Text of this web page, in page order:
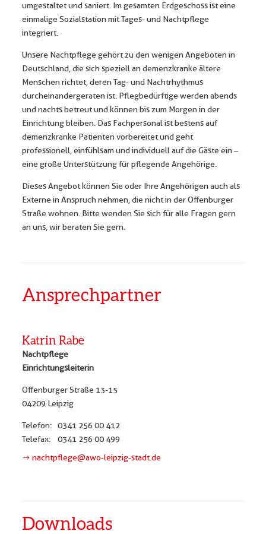
umgestaltet und saniert. Im gesamten Erdgeschoss ist eine
einmalige Sozialstation mit Tages- und Nachtpflege
integriert.
Unsere Nachtpflege gehört zu den wenigen Angeboten in
Deutschland, die sich speziell an demenzkranke ältere
Menschen richtet, deren Tag- und Nachtrhythmus
durcheinandergeraten ist. Pflegbedürftige werden abends
und nachts betreut und können bis zum Morgen in der
Einrichtung bleiben. Das Fachpersonal ist bestens auf
demenzkranke Patienten vorbereitet und geht
professionell, einfühlsam und individuell auf die Gäste ein –
eine große Unterstützung für pflegende Angehörige.
Dieses Angebot können Sie oder Ihre Angehörigen auch als
Externe in Anspruch nehmen, die nicht in der Offenburger
Straße wohnen. Bitte wenden Sie sich für alle Fragen gern
an uns, wir beraten Sie gern.
Ansprechpartner
Katrin Rabe
Nachtpflege
Einrichtungsleiterin
Offenburger Straße 13-15
04209 Leipzig
Telefon:
0341 256 00 412
Telefax:
0341 256 00 499
nachtpflege@awo-leipzig-stadt.de
Downloads